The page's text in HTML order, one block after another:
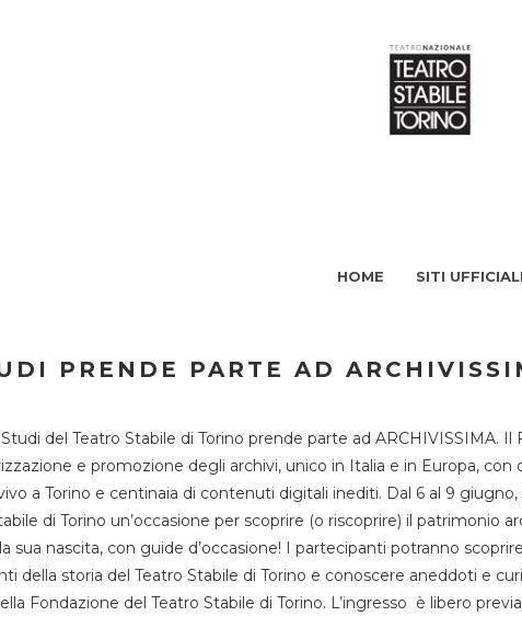
HOME SITI UFFICIALI
PRENDE PARTE AD
del Teatro Stabile di Torino prende parte ad
e promozione degli archivi, unico in Italia e in Europa,
a Torino e centinaia di contenuti digitali inediti. Dal 6 al 9
di Torino un’occasione per scoprire (o riscoprire) il patrimonio
sua nascita, con guide d’occasione! I partecipanti potranno
della storia del Teatro Stabile di Torino e conoscere aneddoti e
Fondazione del Teatro Stabile di Torino. L’ingresso è libero